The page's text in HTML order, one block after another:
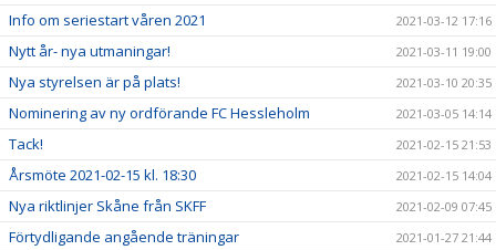
Info om seriestart våren 2021 2021-03-12 17:16
Nytt år- nya utmaningar! 2021-03-11 19:00
Nya styrelsen är på plats! 2021-03-10 20:35
Nominering av ny ordförande FC Hessleholm 2021-03-05 14:14
Tack! 2021-02-15 21:53
Årsmöte 2021-02-15 kl. 18:30 2021-02-15 14:04
Nya riktlinjer Skåne från SKFF 2021-02-09 07:45
Förtydligande angående träningar 2021-01-27 21:44